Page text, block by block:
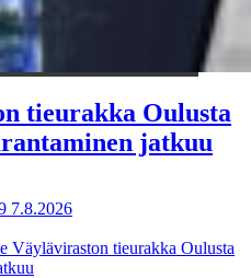
tieurakka Oulusta
jatkuu
7.8.2026
Väyläviraston tieurakka Oulusta